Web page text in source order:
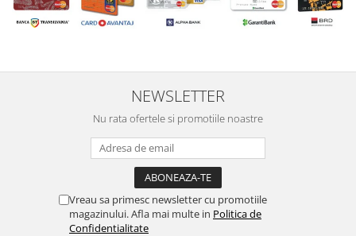
NEWSLETTER
Nu rata ofertele si promotiile noastre
Vreau sa primesc newsletter cu promotiile
magazinului. Afla mai multe in Politica de
Confidentialitate